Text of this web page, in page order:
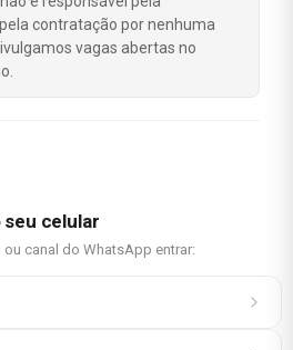
contratação por nenhuma
vagas abertas no
seu celular
canal do WhatsApp entrar: